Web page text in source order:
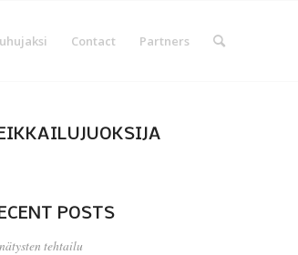
Contact Partners
POSTS
tehtailu